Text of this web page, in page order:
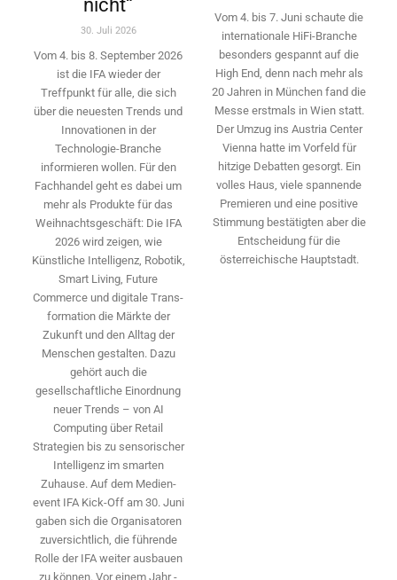
nicht“
30. Juli 2026
Vom 4. bis 8. September 2026
ist die IFA wieder der
Treffpunkt für alle, die sich
über die neuesten Trends und
Innovationen in der
Technologie-­Branche
informieren wollen. Für den
Fachhandel geht es dabei um
mehr als Produkte für das
Weihnachtsgeschäft: Die IFA
2026 wird ­zeigen, wie
Künstliche Intelligenz, Robotik,
Smart Living, Future
Commerce und digitale Trans­
formation die Märkte der
Zukunft und den Alltag der
Menschen gestalten. Dazu
gehört auch die
gesellschaftliche Einordnung
neuer Trends – von AI
Computing über Retail
Strategien bis zu sensorischer
Intelligenz im smarten
Zuhause. Auf dem Medien­
event IFA Kick-Off am 30. Juni
gaben sich die Organisatoren
zuversichtlich, die führende
Rolle der IFA weiter ausbauen
zu können. Vor einem Jahr ­
Vom 4. bis 7. Juni schaute die
internationale HiFi-Branche
besonders gespannt auf die
High End, denn nach mehr als
20 Jahren in München fand die
Messe erstmals in Wien statt.
Der Umzug ins Austria Center
Vienna hatte im Vorfeld für
hitzige Debatten gesorgt. Ein
volles Haus, viele spannende
Premieren und eine positive
Stimmung bestätigten aber die
Entscheidung für die
österreichische Hauptstadt.